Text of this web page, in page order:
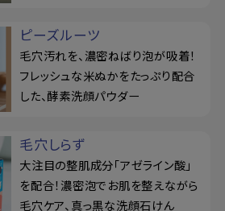
ピーズルーツ
毛穴汚れを、濃密ねばり泡が吸着！
フレッシュな米ぬかをたっぷり配合
した、酵素洗顔パウダー
毛穴しらず
大注目の整肌成分「アゼライン酸」
を配合！濃密泡でお肌を整えながら
毛穴ケア、真っ黒な洗顔石けん